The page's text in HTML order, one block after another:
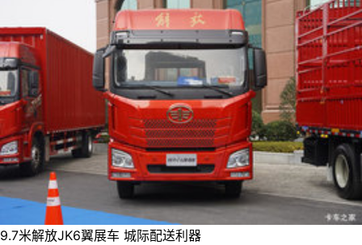
9.7米解放JK6翼展车 城际配送利器